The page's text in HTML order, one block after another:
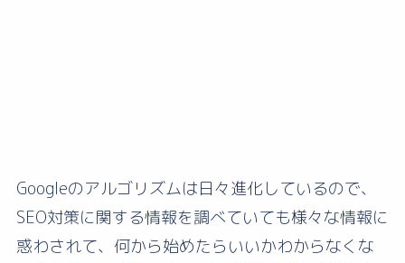
Googleのアルゴリズムは日々進化しているので、
SEO対策に関する情報を調べていても様々な情報に
惑わされて、何から始めたらいいかわからなくな